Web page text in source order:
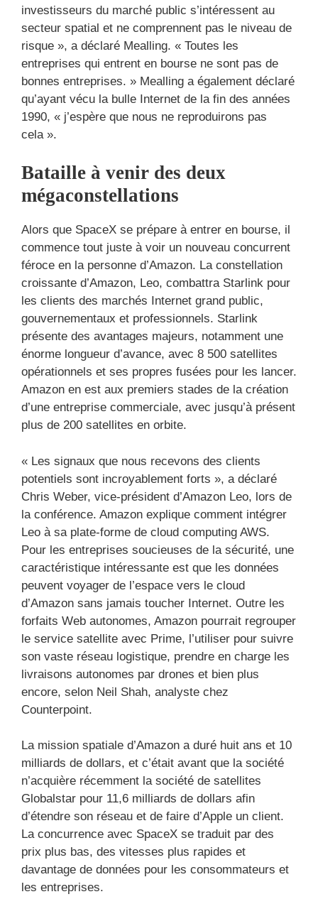
investisseurs du marché public s’intéressent au
secteur spatial et ne comprennent pas le niveau de
risque », a déclaré Mealling. « Toutes les
entreprises qui entrent en bourse ne sont pas de
bonnes entreprises. » Mealling a également déclaré
qu’ayant vécu la bulle Internet de la fin des années
1990, « j’espère que nous ne reproduirons pas
cela ».
Bataille à venir des deux
mégaconstellations
Alors que SpaceX se prépare à entrer en bourse, il
commence tout juste à voir un nouveau concurrent
féroce en la personne d’Amazon. La constellation
croissante d’Amazon, Leo, combattra Starlink pour
les clients des marchés Internet grand public,
gouvernementaux et professionnels. Starlink
présente des avantages majeurs, notamment une
énorme longueur d’avance, avec 8 500 satellites
opérationnels et ses propres fusées pour les lancer.
Amazon en est aux premiers stades de la création
d’une entreprise commerciale, avec jusqu’à présent
plus de 200 satellites en orbite.
« Les signaux que nous recevons des clients
potentiels sont incroyablement forts », a déclaré
Chris Weber, vice-président d’Amazon Leo, lors de
la conférence. Amazon explique comment intégrer
Leo à sa plate-forme de cloud computing AWS.
Pour les entreprises soucieuses de la sécurité, une
caractéristique intéressante est que les données
peuvent voyager de l’espace vers le cloud
d’Amazon sans jamais toucher Internet. Outre les
forfaits Web autonomes, Amazon pourrait regrouper
le service satellite avec Prime, l’utiliser pour suivre
son vaste réseau logistique, prendre en charge les
livraisons autonomes par drones et bien plus
encore, selon Neil Shah, analyste chez
Counterpoint.
La mission spatiale d’Amazon a duré huit ans et 10
milliards de dollars, et c’était avant que la société
n’acquière récemment la société de satellites
Globalstar pour 11,6 milliards de dollars afin
d’étendre son réseau et de faire d’Apple un client.
La concurrence avec SpaceX se traduit par des
prix plus bas, des vitesses plus rapides et
davantage de données pour les consommateurs et
les entreprises.